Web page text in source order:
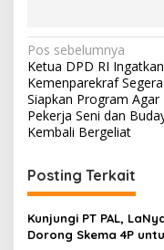
N
a
v
i
a
s
i
Pos sebelumnya
Ketua DPD RI Ingatkan
Kemenparekraf Segera
Siapkan Program Agar
Pekerja Seni dan
Kembali Bergeliat
Posting Terkait
Kunjungi PT PAL,
Dorong Skema 4P